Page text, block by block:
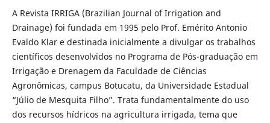
A Revista IRRIGA (Brazilian Journal of Irrigation and
Drainage) foi fundada em 1995 pelo Prof. Emérito Antonio
Evaldo Klar e destinada inicialmente a divulgar os trabalhos
científicos desenvolvidos no Programa de Pós-graduação em
Irrigação e Drenagem da Faculdade de Ciências
Agronômicas, campus Botucatu, da Universidade Estadual
“Júlio de Mesquita Filho”. Trata fundamentalmente do uso
dos recursos hídricos na agricultura irrigada, tema que